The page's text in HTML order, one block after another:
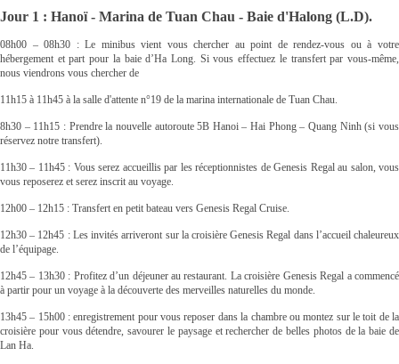
Jour 1 : Hanoï - Marina de Tuan Chau - Baie d'Halong (L.D).
08h00 – 08h30 : Le minibus vient vous chercher au point de rendez-vous ou à votre
hébergement et part pour la baie d’Ha Long. Si vous effectuez le transfert par vous-même,
nous viendrons vous chercher de
11h15 à 11h45 à la salle d'attente n°19 de la marina internationale de Tuan Chau.
8h30 – 11h15 : Prendre la nouvelle autoroute 5B Hanoi – Hai Phong – Quang Ninh (si vous
réservez notre transfert).
11h30 – 11h45 : Vous serez accueillis par les réceptionnistes de Genesis Regal au salon, vous
vous reposerez et serez inscrit au voyage.
12h00 – 12h15 : Transfert en petit bateau vers Genesis Regal Cruise.
12h30 – 12h45 : Les invités arriveront sur la croisière Genesis Regal dans l’accueil chaleureux
de l’équipage.
12h45 – 13h30 : Profitez d’un déjeuner au restaurant. La croisière Genesis Regal a commencé
à partir pour un voyage à la découverte des merveilles naturelles du monde.
13h45 – 15h00 : enregistrement pour vous reposer dans la chambre ou montez sur le toit de la
croisière pour vous détendre, savourer le paysage et rechercher de belles photos de la baie de
Lan Ha.